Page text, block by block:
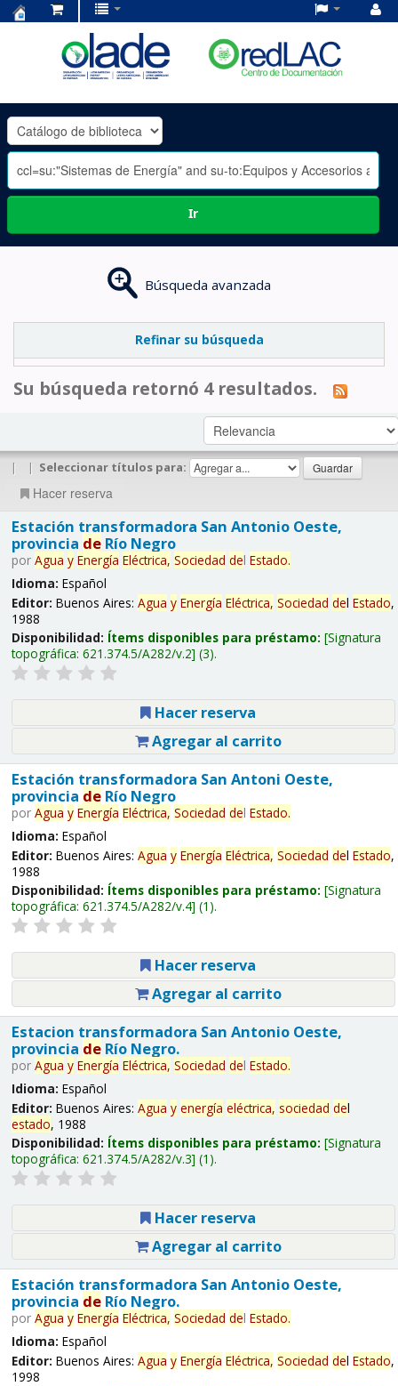
OLADE
-
Ir
Búsqueda avanzada
Refinar su búsqueda
Su búsqueda retornó 4 resultados.
| | Seleccionar títulos para:
Hacer reserva
Estación transformadora San Antonio Oeste,
provincia deRío Negro
por Agua y Energía Eléctrica, Sociedad del Estado.
Idioma: Español
Editor: Buenos Aires: Agua y Energía Eléctrica, Sociedad del Estado,
1988
Disponibilidad: Ítems disponibles para préstamo: Signatura
topográfica: 621.374.5/A282/v.2 (3).
Hacer reserva
Agregar al carrito
Estación transformadora San Antoni Oeste,
provincia deRío Negro
por Agua y Energía Eléctrica, Sociedad del Estado.
Idioma: Español
Editor: Buenos Aires: Agua y Energía Eléctrica, Sociedad del Estado,
1988
Disponibilidad: Ítems disponibles para préstamo: Signatura
topográfica: 621.374.5/A282/v.4 (1).
Hacer reserva
Agregar al carrito
Estacion transformadora San Antonio Oeste,
provincia deRío Negro.
por Agua y Energía Eléctrica, Sociedad del Estado.
Idioma: Español
Editor: Buenos Aires: Agua y energía eléctrica, sociedad del
estado, 1988
Disponibilidad: Ítems disponibles para préstamo: Signatura
topográfica: 621.374.5/A282/v.3 (1).
Hacer reserva
Agregar al carrito
Estación transformadora San Antonio Oeste,
provincia deRío Negro.
por Agua y Energía Eléctrica, Sociedad del Estado.
Idioma: Español
Editor: Buenos Aires: Agua y Energía Eléctrica, Sociedad del Estado,
1998